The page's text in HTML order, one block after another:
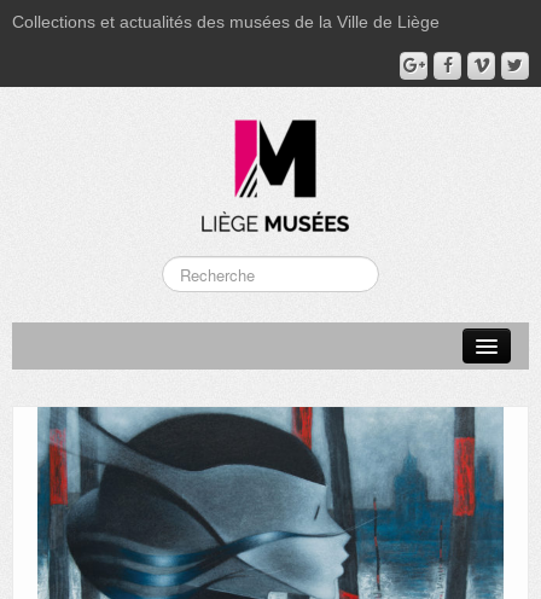
Collections et actualités des musées de la Ville de Liège
MUSÉE GRÉTRY
MUSÉE DU LUMINAIRE
FONDS PATRIMONIAUX
AUTRES LIEUX